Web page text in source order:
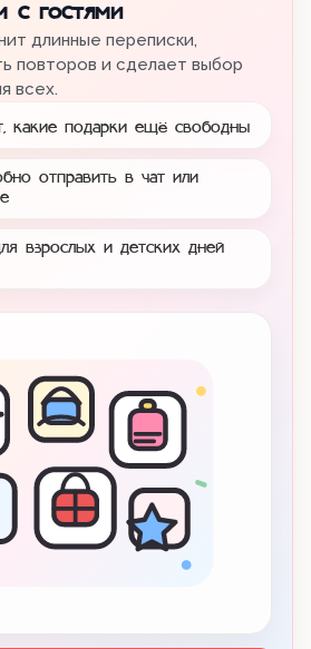
с гостями
длинные переписки,
повторов и сделает выбор
всех.
какие подарки ещё свободны
отправить в чат или
взрослых и детских дней